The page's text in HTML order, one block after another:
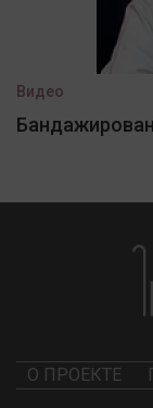
Видео
О ПРОЕКТЕ